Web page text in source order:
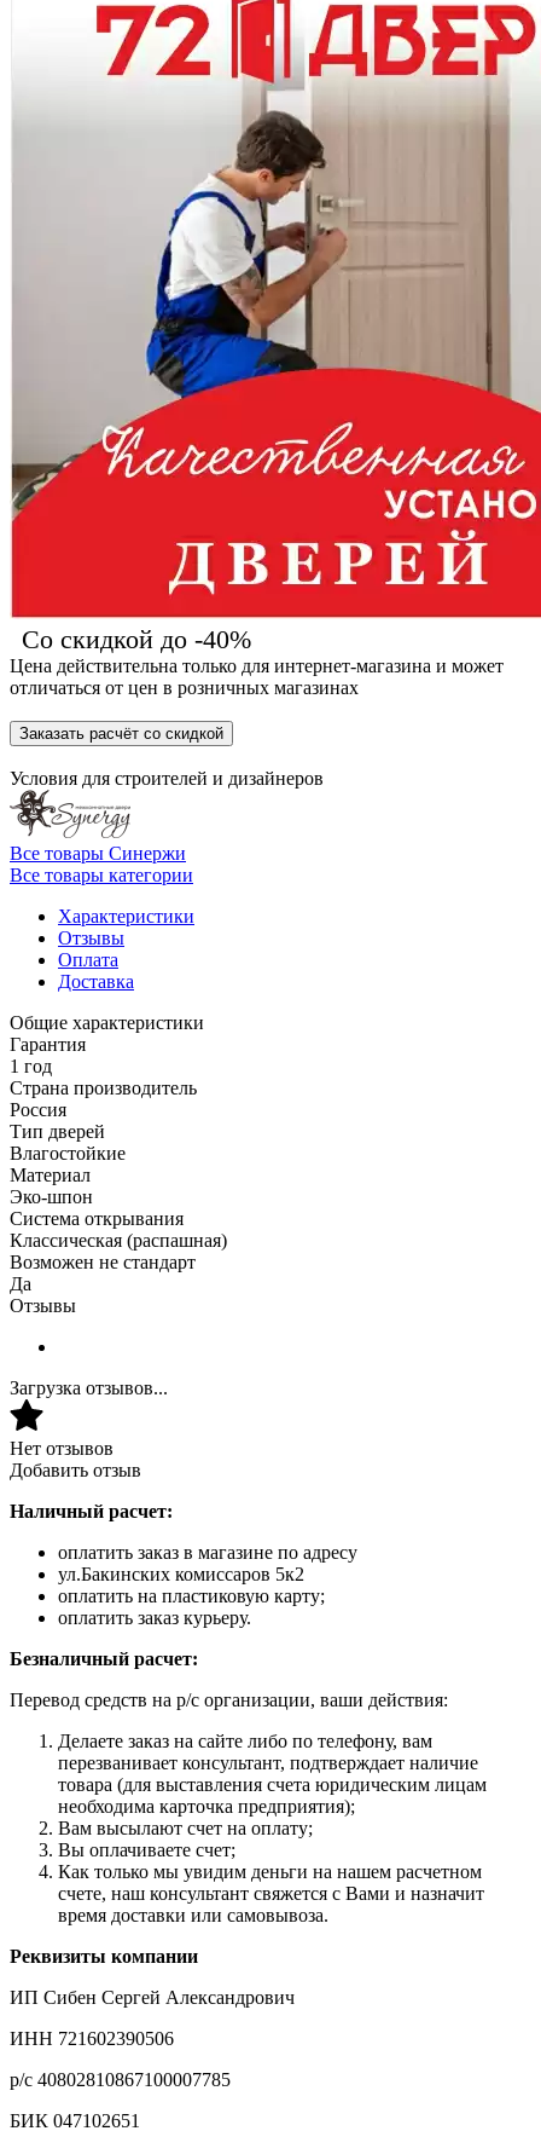
Со скидкой до -40%
Цена действительна только для интернет-магазина и может
отличаться от цен в розничных магазинах
Заказать расчёт со скидкой
Условия для строителей и дизайнеров
Все товары Синержи
Все товары категории
Характеристики
Отзывы
Оплата
Доставка
Общие характеристики
Гарантия
1 год
Страна производитель
Россия
Тип дверей
Влагостойкие
Материал
Эко-шпон
Система открывания
Классическая (распашная)
Возможен не стандарт
Да
Отзывы
Загрузка отзывов...
Нет отзывов
Добавить отзыв
Наличный расчет:
оплатить заказ в магазине по адресу
ул.Бакинских комиссаров 5к2
оплатить на пластиковую карту;
оплатить заказ курьеру.
Безналичный расчет:
Перевод средств на р/с организации, ваши действия:
Делаете заказ на сайте либо по телефону, вам
перезванивает консультант, подтверждает наличие
товара (для выставления счета юридическим лицам
необходима карточка предприятия);
Вам высылают счет на оплату;
Вы оплачиваете счет;
Как только мы увидим деньги на нашем расчетном
счете, наш консультант свяжется с Вами и назначит
время доставки или самовывоза.
Реквизиты компании
ИП Сибен Сергей Александрович
ИНН 721602390506
р/с 40802810867100007785
БИК 047102651